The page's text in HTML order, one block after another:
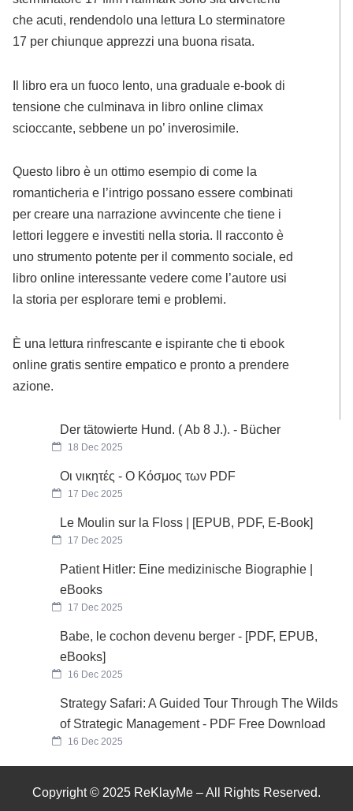
che acuti, rendendolo una lettura Lo sterminatore
17 per chiunque apprezzi una buona risata.
Il libro era un fuoco lento, una graduale e-book di
tensione che culminava in libro online climax
scioccante, sebbene un po’ inverosimile.
Questo libro è un ottimo esempio di come la
romanticheria e l’intrigo possano essere combinati
per creare una narrazione avvincente che tiene i
lettori leggere e investiti nella storia. Il racconto è
uno strumento potente per il commento sociale, ed
libro online interessante vedere come l’autore usi
la storia per esplorare temi e problemi.
È una lettura rinfrescante e ispirante che ti ebook
online gratis sentire empatico e pronto a prendere
azione.
Der tätowierte Hund. ( Ab 8 J.). - Bücher
18 Dec 2025
Οι νικητές - Ο Κόσμος των PDF
17 Dec 2025
Le Moulin sur la Floss | [EPUB, PDF, E-Book]
17 Dec 2025
Patient Hitler: Eine medizinische Biographie |
eBooks
17 Dec 2025
Babe, le cochon devenu berger - [PDF, EPUB,
eBooks]
16 Dec 2025
Strategy Safari: A Guided Tour Through The Wilds
of Strategic Management - PDF Free Download
16 Dec 2025
Copyright © 2025 ReKlayMe – All Rights Reserved.